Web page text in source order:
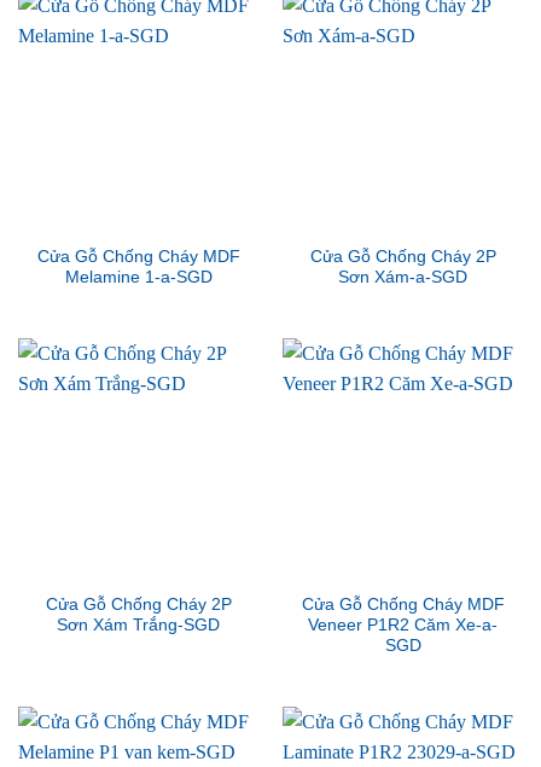
Cửa Gỗ Chống Cháy MDF
Melamine 1-a-SGD
Cửa Gỗ Chống Cháy 2P
Sơn Xám-a-SGD
Cửa Gỗ Chống Cháy 2P
Sơn Xám Trắng-SGD
Cửa Gỗ Chống Cháy MDF
Veneer P1R2 Căm Xe-a-
SGD